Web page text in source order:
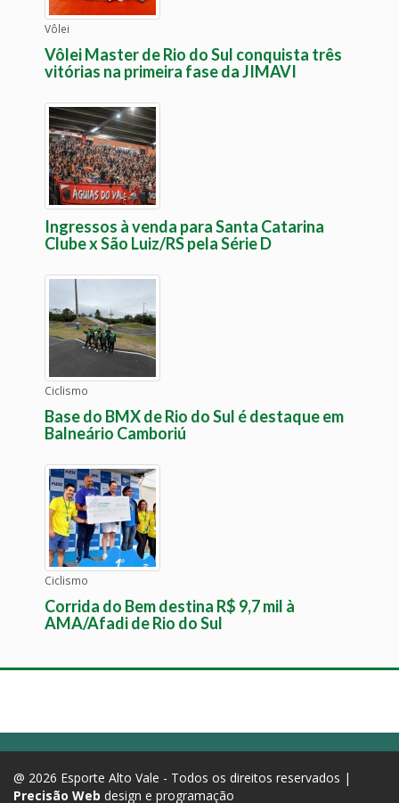
Vôlei
Vôlei Master de Rio do Sul conquista três
vitórias na primeira fase da JIMAVI
Ingressos à venda para Santa Catarina
Clube x São Luiz/RS pela Série D
Ciclismo
Base do BMX de Rio do Sul é destaque em
Balneário Camboriú
Ciclismo
Corrida do Bem destina R$ 9,7 mil à
AMA/Afadi de Rio do Sul
@ 2026 Esporte Alto Vale - Todos os direitos reservados |
Precisão Web design e programação